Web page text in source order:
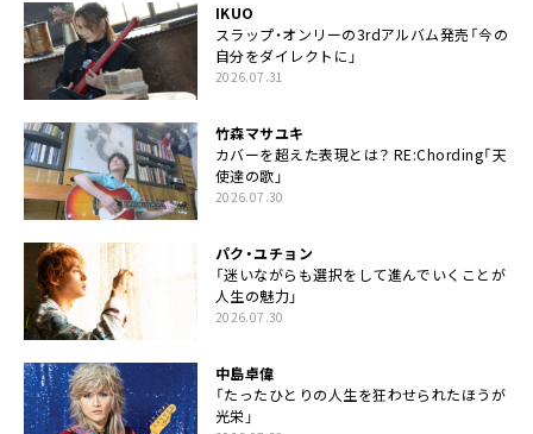
IKUO
スラップ・オンリーの3rdアルバム発売「今の
自分をダイレクトに」
2026.07.31
竹森マサユキ
カバーを超えた表現とは？ RE:Chording「天
使達の歌」
2026.07.30
パク・ユチョン
「迷いながらも選択をして進んでいくことが
人生の魅力」
2026.07.30
中島卓偉
「たったひとりの人生を狂わせられたほうが
光栄」